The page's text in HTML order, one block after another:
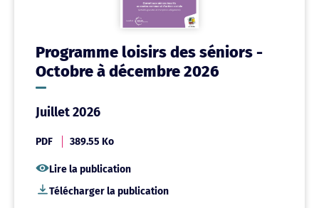
Programme loisirs des séniors -
Octobre à décembre 2026
Juillet 2026
PDF 389.55 Ko
Lire la publication
Télécharger la publication